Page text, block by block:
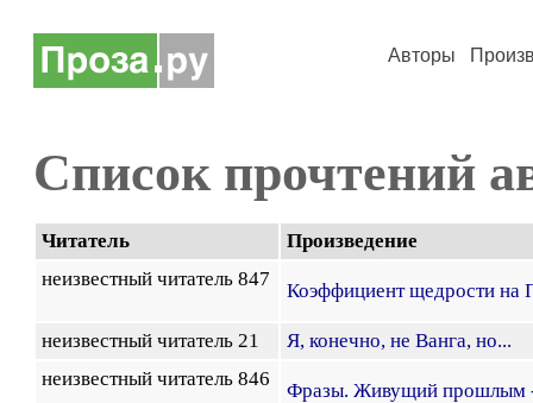
Авторы
Список прочтений
Читатель
Произведение
неизвестный читатель 847
Коэффициент щедрости на
неизвестный читатель 21
Я, конечно, не Ванга, но...
неизвестный читатель 846
Фразы. Живущий прошлым